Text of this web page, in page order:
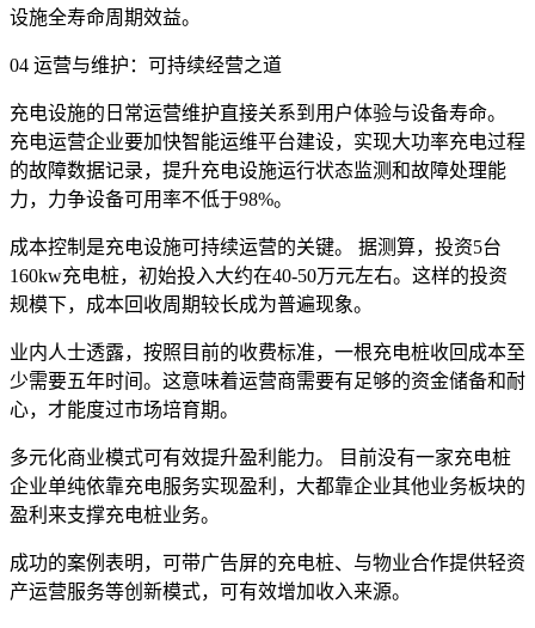
设施全寿命周期效益。
04 运营与维护：可持续经营之道
充电设施的日常运营维护直接关系到用户体验与设备寿命。
充电运营企业要加快智能运维平台建设，实现大功率充电过程
的故障数据记录，提升充电设施运行状态监测和故障处理能
力，力争设备可用率不低于98%。
成本控制是充电设施可持续运营的关键。 据测算，投资5台
160kw充电桩，初始投入大约在40-50万元左右。这样的投资
规模下，成本回收周期较长成为普遍现象。
业内人士透露，按照目前的收费标准，一根充电桩收回成本至
少需要五年时间。这意味着运营商需要有足够的资金储备和耐
心，才能度过市场培育期。
多元化商业模式可有效提升盈利能力。 目前没有一家充电桩
企业单纯依靠充电服务实现盈利，大都靠企业其他业务板块的
盈利来支撑充电桩业务。
成功的案例表明，可带广告屏的充电桩、与物业合作提供轻资
产运营服务等创新模式，可有效增加收入来源。